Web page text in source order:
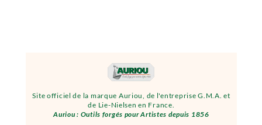
Site officiel de la marque Auriou, de l'entreprise G.M.A. et
de Lie-Nielsen en France.
Auriou : Outils forgés pour Artistes depuis 1856